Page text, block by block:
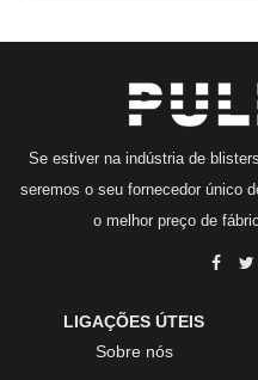
Se estiver na indústria de
seremos o seu fornecedor único
o melhor preço de
LIGAÇÕES ÚTEIS
Sobre nós